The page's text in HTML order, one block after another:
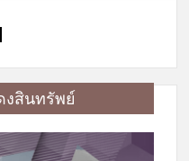
งสินทรัพย์